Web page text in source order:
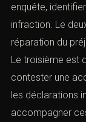
enquête,
infraction. Le
réparation du
Le troisième est
contester une
les déclarations
accompagner